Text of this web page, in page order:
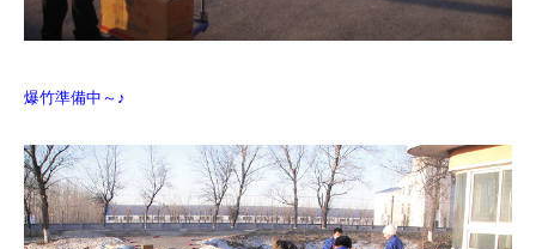
爆竹準備中～♪